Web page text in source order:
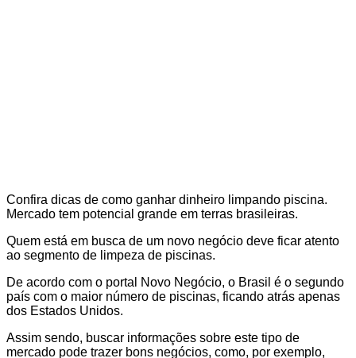
Confira dicas de como ganhar dinheiro limpando piscina.
Mercado tem potencial grande em terras brasileiras.
Quem está em busca de um novo negócio deve ficar atento
ao segmento de limpeza de piscinas.
De acordo com o portal Novo Negócio, o Brasil é o segundo
país com o maior número de piscinas, ficando atrás apenas
dos Estados Unidos.
Assim sendo, buscar informações sobre este tipo de
mercado pode trazer bons negócios, como, por exemplo,